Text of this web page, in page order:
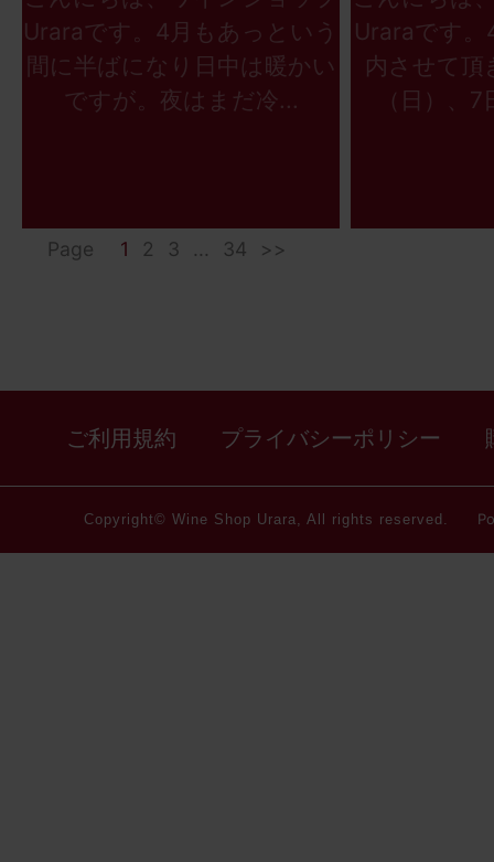
Uraraです。4月もあっという
間に半ばになり日中は暖かい
ですが。夜はまだ冷...
Uraraです。
内させて頂
（日）、
Page 1 2 3 ... 34 >>
ご利用規約 プライバシーポリシー
Copyright© Wine Shop Urara, All rights reserved.